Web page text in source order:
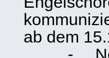
ab dem